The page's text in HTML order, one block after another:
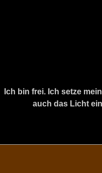
Ich bin frei. Ich setze
auch das Licht